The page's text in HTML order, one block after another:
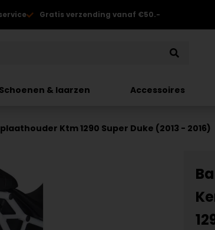
Gratis verzending vanaf €50.-
Schoenen & laarzen Accessoires
Ktm 1290 Super Duke (2013 - 2016)